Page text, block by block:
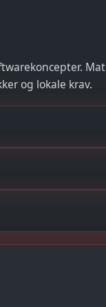
og lokale krav.